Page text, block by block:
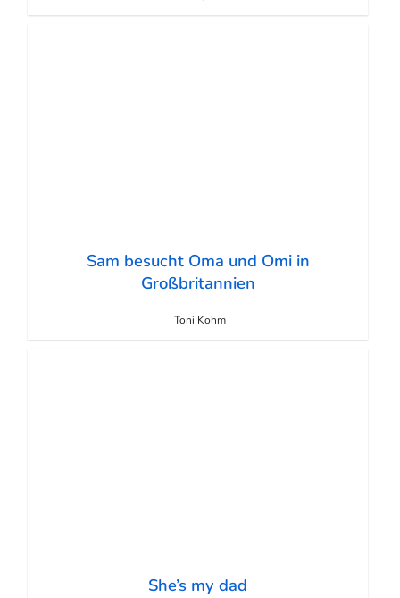
Sam besucht Oma und Omi in
Großbritannien
Toni Kohm
She’s my dad